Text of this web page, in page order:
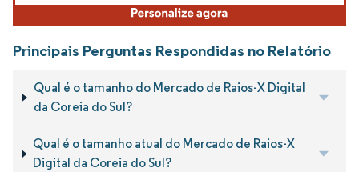
Principais Perguntas Respondidas no Relatório
Qual é o tamanho do Mercado de Raios-X Digital
da Coreia do Sul?
Qual é o tamanho atual do Mercado de Raios-X
Digital da Coreia do Sul?